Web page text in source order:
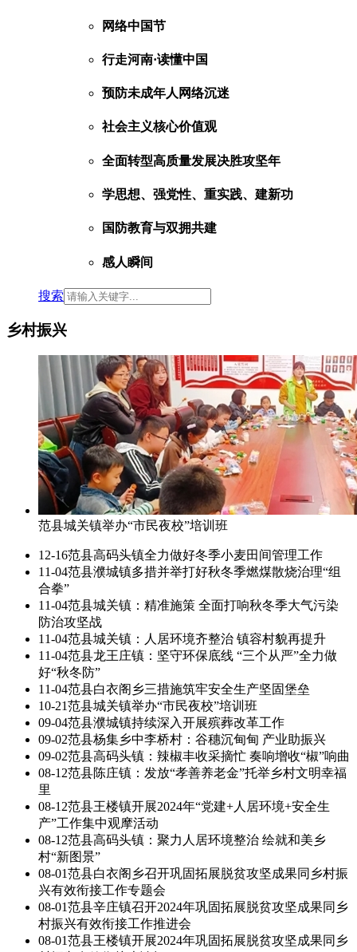
网络中国节
行走河南·读懂中国
预防未成年人网络沉迷
社会主义核心价值观
全面转型高质量发展决胜攻坚年
学思想、强党性、重实践、建新功
国防教育与双拥共建
感人瞬间
搜索
乡村振兴
范县城关镇举办“市民夜校”培训班
12-16范县高码头镇全力做好冬季小麦田间管理工作
11-04范县濮城镇多措并举打好秋冬季燃煤散烧治理“组
合拳”
11-04范县城关镇：精准施策 全面打响秋冬季大气污染
防治攻坚战
11-04范县城关镇：人居环境齐整治 镇容村貌再提升
11-04范县龙王庄镇：坚守环保底线 “三个从严”全力做
好“秋冬防”
11-04范县白衣阁乡三措施筑牢安全生产坚固堡垒
10-21范县城关镇举办“市民夜校”培训班
09-04范县濮城镇持续深入开展殡葬改革工作
09-02范县杨集乡中李桥村：谷穗沉甸甸 产业助振兴
09-02范县高码头镇：辣椒丰收采摘忙 奏响增收“椒”响曲
08-12范县陈庄镇：发放“孝善养老金”托举乡村文明幸福
里
08-12范县王楼镇开展2024年“党建+人居环境+安全生
产”工作集中观摩活动
08-12范县高码头镇：聚力人居环境整治 绘就和美乡
村“新图景”
08-01范县白衣阁乡召开巩固拓展脱贫攻坚成果同乡村振
兴有效衔接工作专题会
08-01范县辛庄镇召开2024年巩固拓展脱贫攻坚成果同乡
村振兴有效衔接工作推进会
08-01范县王楼镇开展2024年巩固拓展脱贫攻坚成果同乡